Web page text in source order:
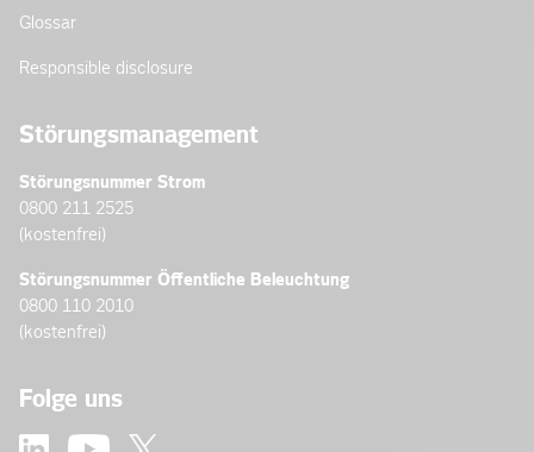
Glossar
Responsible disclosure
Störungsmanagement
Störungsnummer Strom
0800 211 2525
(kostenfrei)
Störungsnummer Öffentliche Beleuchtung
0800 110 2010
(kostenfrei)
Folge uns